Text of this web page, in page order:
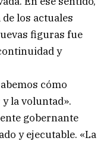
los actuales
figuras fue
y
cómo
la voluntad».
gobernante
y ejecutable. «La